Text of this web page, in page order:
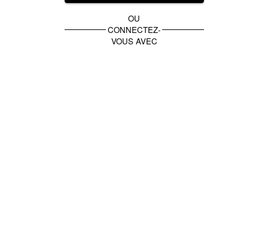
OU
CONNECTEZ-
VOUS AVEC